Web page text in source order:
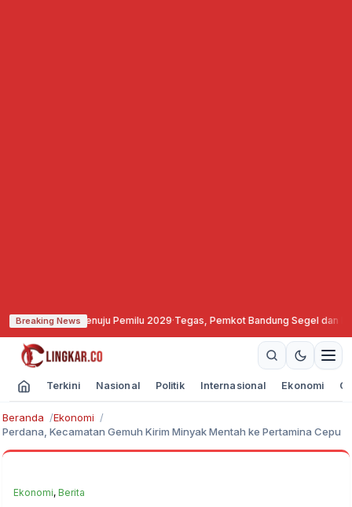
Breaking News
Menuju Pemilu 2029·Tegas, Pemkot Bandung Segel dan Bekukan Izin
Terkini Nasional Politik Internasional Ekonomi
Beranda
Ekonomi
Perdana, Kecamatan Gemuh Kirim Minyak Mentah ke Pertamina Cepu
Ekonomi, Berita